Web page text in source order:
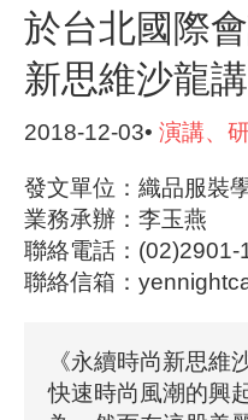
於台北國際
新思維沙龍
2018-12-03• 演講、
發文單位：織品服裝
業務承辦：李玉燕
聯絡電話：(02)2901-
聯絡信箱：
《永續時尚新思維
快速時尚風潮的興